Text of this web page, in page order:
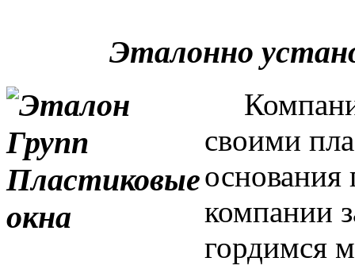
Эталонно
своими
основания
компании
гордимся